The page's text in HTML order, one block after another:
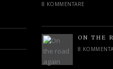
8 KOMMENTARE
ON THE
8